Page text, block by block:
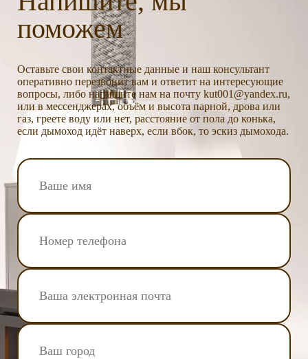
поможем
Оставьте свои контактные данные и наш консультант
оперативно перезвонит вам и ответит на интересующие
вопросы, либо напишите нам на почту kut001@yandex.ru,
или в мессенджерах, объём и высота парной, дрова или
газ, греете воду или нет, расстояние от пола до конька,
если дымоход идёт наверх, если вбок, то эскиз дымохода.